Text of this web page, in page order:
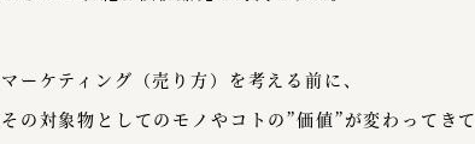
マーケティング（売り方）を考える前に、
その対象物としてのモノやコトの”価値”が変わってきて